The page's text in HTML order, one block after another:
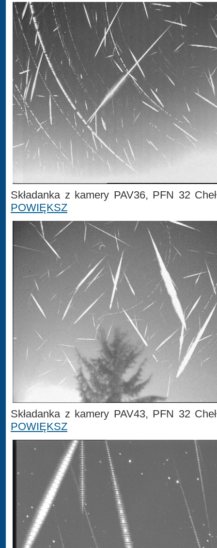
Składanka z kamery PAV36, PFN 32
POWIĘKSZ
Składanka z kamery PAV43, PFN 32
POWIĘKSZ